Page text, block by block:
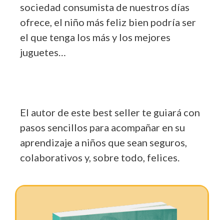
sociedad consumista de nuestros días
ofrece, el niño más feliz bien podría ser
el que tenga los más y los mejores
juguetes…
El autor de este best seller te guiará con
pasos sencillos para acompañar en su
aprendizaje a niños que sean seguros,
colaborativos y, sobre todo, felices.